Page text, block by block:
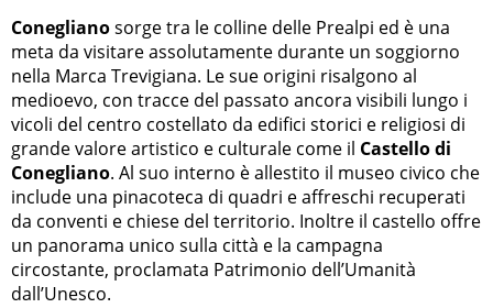
Coneglianosorge tra le colline delle Prealpi ed è una
meta da visitare assolutamente durante un soggiorno
nella Marca Trevigiana. Le sue origini risalgono al
medioevo, con tracce del passato ancora visibili lungo i
vicoli del centro costellato da edifici storici e religiosi di
grande valore artistico e culturale come il Castello di
Conegliano. Al suo interno è allestito il museo civico che
include una pinacoteca di quadri e affreschi recuperati
da conventi e chiese del territorio. Inoltre il castello offre
un panorama unico sulla città e la campagna
circostante, proclamata Patrimonio dell’Umanità
dall’Unesco.